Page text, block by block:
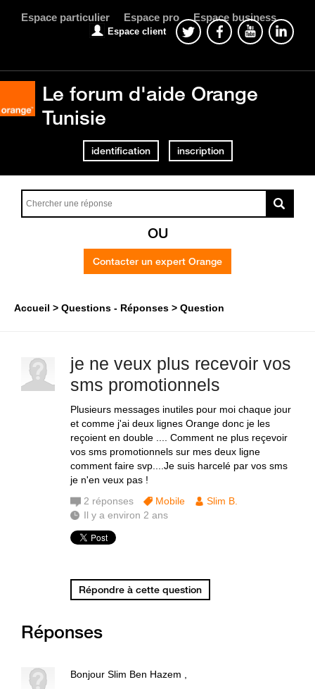
Espace particulier Espace pro Espace business
Espace client
Le forum d'aide Orange
Tunisie
identification inscription
OU
Contacter un expert Orange
Accueil Questions - Réponses Question
je ne veux plus recevoir vos
sms promotionnels
Plusieurs messages inutiles pour moi chaque jour
et comme j'ai deux lignes Orange donc je les
reçoient en double .... Comment ne plus reçevoir
vos sms promotionnels sur mes deux ligne
comment faire svp....Je suis harcelé par vos sms
je n'en veux pas !
2 réponses Mobile
Slim B.
Il y a environ 2 ans
Répondre à cette question
Réponses
Bonjour Slim Ben Hazem ,